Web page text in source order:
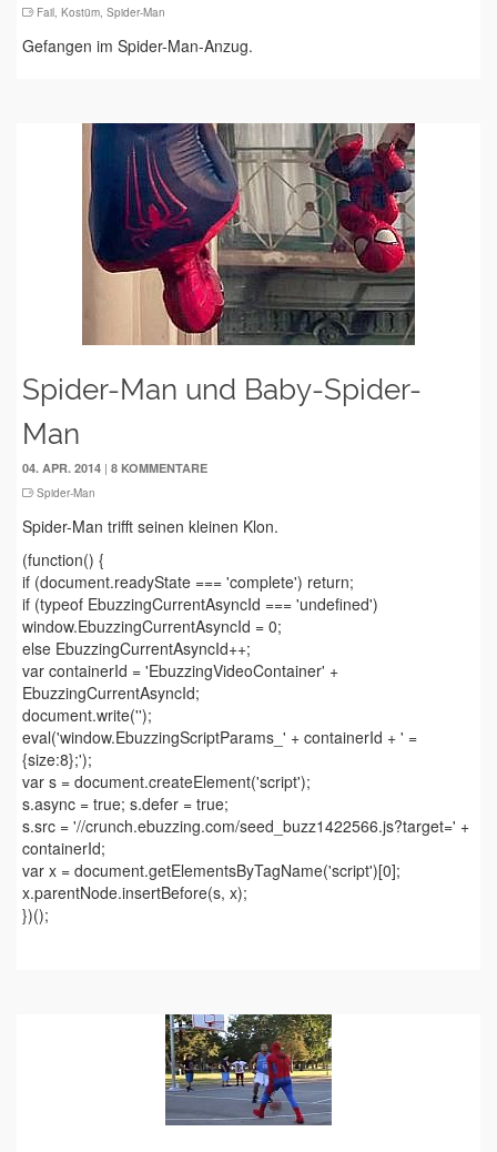
Fail, Kostüm, Spider-Man
Gefangen im Spider-Man-Anzug.
Spider-Man und Baby-Spider-
Man
04. APR. 2014 | 8 KOMMENTARE
Spider-Man
Spider-Man trifft seinen kleinen Klon.
(function() {
if (document.readyState === 'complete') return;
if (typeof EbuzzingCurrentAsyncId === 'undefined')
window.EbuzzingCurrentAsyncId = 0;
else EbuzzingCurrentAsyncId++;
var containerId = 'EbuzzingVideoContainer' +
EbuzzingCurrentAsyncId;
document.write('');
eval('window.EbuzzingScriptParams_' + containerId + ' =
{size:8};');
var s = document.createElement('script');
s.async = true; s.defer = true;
s.src = '//crunch.ebuzzing.com/seed_buzz1422566.js?target=' +
containerId;
var x = document.getElementsByTagName('script')[0];
x.parentNode.insertBefore(s, x);
})();